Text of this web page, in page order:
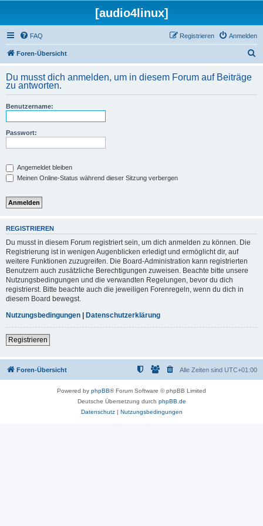
[audio4linux]
FAQ Anmelden
Registrieren
Foren-Übersicht
h
Du musst dich anmelden, um in diesem Forum auf Beiträge
zu antworten.
Benutzername:
Passwort:
Angemeldet bleiben
Meinen Online-Status während dieser Sitzung verbergen
REGISTRIEREN
Du musst in diesem Forum registriert sein, um dich anmelden zu können. Die
Registrierung ist in wenigen Augenblicken erledigt und ermöglicht dir, auf
weitere Funktionen zuzugreifen. Die Board-Administration kann registrierten
Benutzern auch zusätzliche Berechtigungen zuweisen. Beachte bitte unsere
Nutzungsbedingungen und die verwandten Regelungen, bevor du dich
registrierst. Bitte beachte auch die jeweiligen Forenregeln, wenn du dich in
diesem Board bewegst.
Nutzungsbedingungen | Datenschutzerklärung
Registrieren
Foren-Übersicht Alle Zeiten sind UTC+01:00
Powered by phpBB® Forum Software © phpBB Limited
Deutsche Übersetzung durch phpBB.de
Datenschutz| Nutzungsbedingungen